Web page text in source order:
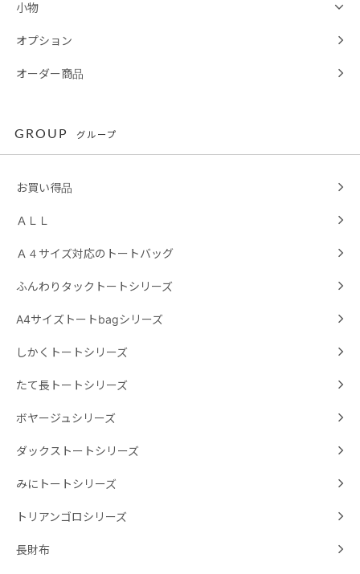
小物
オプション
オーダー商品
GROUP グループ
お買い得品
ＡＬＬ
Ａ４サイズ対応のトートバッグ
ふんわりタックトートシリーズ
A4サイズトートbagシリーズ
しかくトートシリーズ
たて長トートシリーズ
ボヤージュシリーズ
ダックストートシリーズ
みにトートシリーズ
トリアンゴロシリーズ
長財布